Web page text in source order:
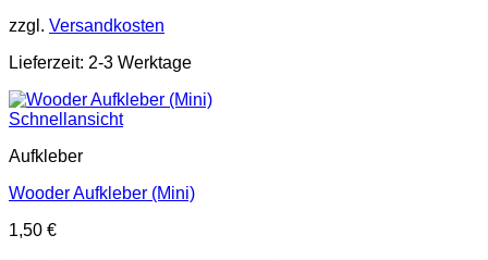
zzgl. Versandkosten
Lieferzeit: 2-3 Werktage
Schnellansicht
Aufkleber
Wooder Aufkleber (Mini)
1,50 €